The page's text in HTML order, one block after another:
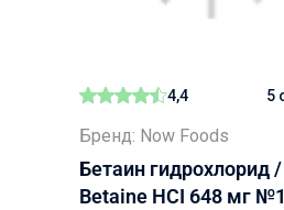
4,4 5
Бренд: Now Foods
Бетаин гидрохлорид /
Betaine HCI 648 мг